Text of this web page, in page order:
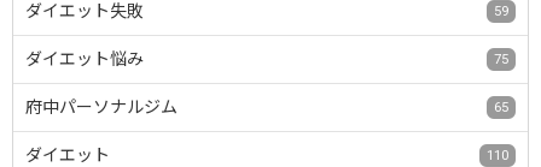
ダイエット失敗 59
ダイエット悩み 75
府中パーソナルジム 65
ダイエット 110